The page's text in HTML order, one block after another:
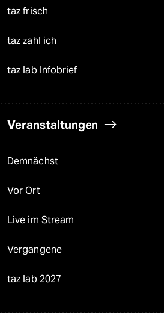
taz frisch
taz zahl ich
taz lab Infobrief
Veranstaltungen
Demnächst
Vor Ort
Live im Stream
Vergangene
taz lab 2027